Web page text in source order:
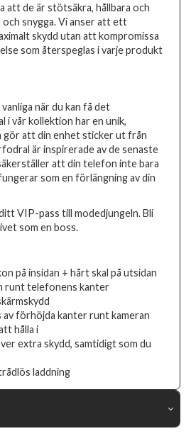
att de är stötsäkra, hållbara och
snygga. Vi anser att ett
skydd utan att kompromissa
som återspeglas i varje produkt
när du kan få det
i vår kollektion har en unik,
gör att din enhet sticker ut från
är inspirerade av de senaste
att din telefon inte bara
som en förlängning av din
VIP-pass till modedjungeln. Bli
som en boss.
på insidan + hårt skal på utsidan
runt telefonens kanter
av förhöjda kanter runt kameran
hålla i
extra skydd, samtidigt som du
laddning